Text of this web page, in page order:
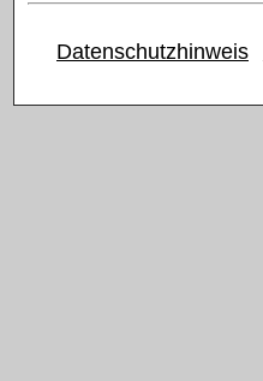
Datenschutzhinweis